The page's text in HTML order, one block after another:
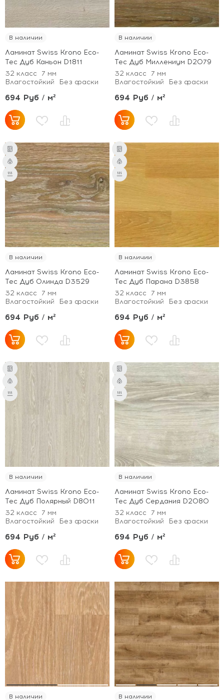
В наличии
Ламинат Swiss Krono Eco-
Tec Дуб Каньон D1811
32 класс
7 мм
Влагостойкий
Без фаски
694 Руб / м²
В наличии
Ламинат Swiss Krono Eco-
Tec Дуб Миллениум D2079
32 класс
7 мм
Влагостойкий
Без фаски
694 Руб / м²
В наличии
Ламинат Swiss Krono Eco-
Tec Дуб Олинда D3529
32 класс
7 мм
Влагостойкий
Без фаски
694 Руб / м²
В наличии
Ламинат Swiss Krono Eco-
Tec Дуб Парана D3858
32 класс
7 мм
Влагостойкий
Без фаски
694 Руб / м²
В наличии
Ламинат Swiss Krono Eco-
Tec Дуб Полярный D8011
32 класс
7 мм
Влагостойкий
Без фаски
694 Руб / м²
В наличии
Ламинат Swiss Krono Eco-
Tec Дуб Сердания D2080
32 класс
7 мм
Влагостойкий
Без фаски
694 Руб / м²
В наличии В наличии